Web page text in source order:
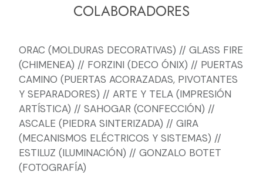
COLABORADORES
ORAC (MOLDURAS DECORATIVAS) // GLASS FIRE
(CHIMENEA) // FORZINI (DECO ÓNIX) // PUERTAS
CAMINO (PUERTAS ACORAZADAS, PIVOTANTES
Y SEPARADORES) // ARTE Y TELA (IMPRESIÓN
ARTÍSTICA) // SAHOGAR (CONFECCIÓN) //
ASCALE (PIEDRA SINTERIZADA) // GIRA
(MECANISMOS ELÉCTRICOS Y SISTEMAS) //
ESTILUZ (ILUMINACIÓN) // GONZALO BOTET
(FOTOGRAFÍA)